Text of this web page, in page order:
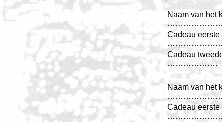
Naam van het
Cadeau eerste
Cadeau
……………….
Naam van het
Cadeau eerste